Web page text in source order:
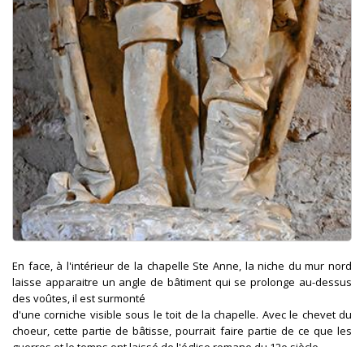
En face, à l'intérieur de la chapelle Ste Anne, la niche du mur nord
laisse apparaitre un angle de bâtiment qui se prolonge au-dessus
des voûtes, il est surmonté
d'une corniche visible sous le toit de la chapelle. Avec le chevet du
choeur, cette partie de bâtisse, pourrait faire partie de ce que les